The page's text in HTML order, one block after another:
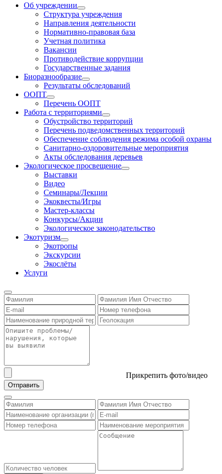
Об учреждении
Структура учреждения
Направления деятельности
Нормативно-правовая база
Учетная политика
Вакансии
Противодействие коррупции
Государственные задания
Биоразнообразие
Результаты обследований
ООПТ
Перечень ООПТ
Работа с территориями
Обустройство территорий
Перечень подведомственных территорий
Обеспечение соблюдения режима особой охраны
Санитарно-оздоровительные мероприятия
Акты обследования деревьев
Экологическое просвещение
Выставки
Видео
Семинары/Лекции
Экоквесты/Игры
Мастер-классы
Конкурсы/Акции
Экологическое законодательство
Экотуризм
Экотропы
Экскурсии
Экослёты
Услуги
Прикрепить фото/видео
Отправить